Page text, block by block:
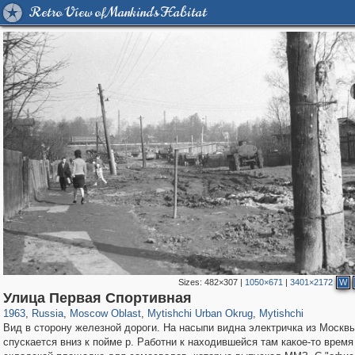
Retro View of Mankind's Habitat
Sizes:482×307 | 1050×671 |3401×2172 W
Улица Первая Спортивная
1963, Russia
1,406,255 29,243
, Moscow Oblast
96,319 1,691
, Mytishchi Urban Okrug
3,146
, Mytishchi
Вид в сторону железной дороги. На насыпи видна электричка из
спускается вниз к пойме р. Работни к находившейся там какое-то время